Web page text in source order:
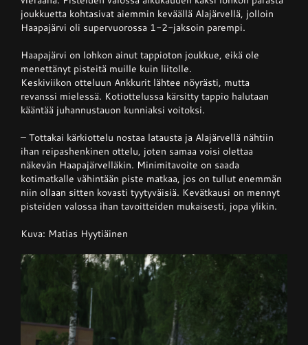
joukkuetta kohtasivat aiemmin keväällä Alajärvellä, jolloin
Haapajärvi oli supervuorossa 1-2-jaksoin parempi.
Haapajärvi on lohkon ainut tappioton joukkue, eikä ole
menettänyt pisteitä muille kuin liitolle.
Keskiviikon otteluun Ankkurit lähtee nöyrästi, mutta
revanssi mielessä. Kotiottelussa kärsitty tappio halutaan
kääntää juhannustauon kunniaksi voitoksi.
– Tottakai kärkiottelu nostaa latausta ja Alajärvellä nähtiin
ihan reipashenkinen ottelu, joten samaa voisi olettaa
näkevän Haapajärvelläkin. Minimitavoite on saada
kotimatkalle vähintään piste matkaa, jos on tullut enemmän
niin ollaan sitten kovasti tyytyväisiä. Kevätkausi on mennyt
pisteiden valossa ihan tavoitteiden mukaisesti, jopa ylikin.
Kuva: Matias Hyytiäinen